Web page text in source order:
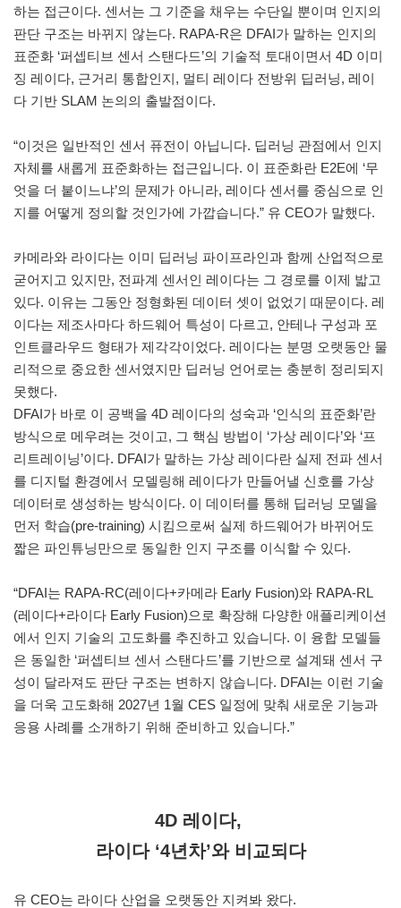
하는 접근이다. 센서는 그 기준을 채우는 수단일 뿐이며 인지의
판단 구조는 바뀌지 않는다. RAPA-R은 DFAI가 말하는 인지의
표준화 ‘퍼셉티브 센서 스탠다드’의 기술적 토대이면서 4D 이미
징 레이다, 근거리 통합인지, 멀티 레이다 전방위 딥러닝, 레이
다 기반 SLAM 논의의 출발점이다.
“이것은 일반적인 센서 퓨전이 아닙니다. 딥러닝 관점에서 인지
자체를 새롭게 표준화하는 접근입니다. 이 표준화란 E2E에 ‘무
엇을 더 붙이느냐’의 문제가 아니라, 레이다 센서를 중심으로 인
지를 어떻게 정의할 것인가에 가깝습니다.” 유 CEO가 말했다.
카메라와 라이다는 이미 딥러닝 파이프라인과 함께 산업적으로
굳어지고 있지만, 전파계 센서인 레이다는 그 경로를 이제 밟고
있다. 이유는 그동안 정형화된 데이터 셋이 없었기 때문이다. 레
이다는 제조사마다 하드웨어 특성이 다르고, 안테나 구성과 포
인트클라우드 형태가 제각각이었다. 레이다는 분명 오랫동안 물
리적으로 중요한 센서였지만 딥러닝 언어로는 충분히 정리되지
못했다.
DFAI가 바로 이 공백을 4D 레이다의 성숙과 ‘인식의 표준화’란
방식으로 메우려는 것이고, 그 핵심 방법이 ‘가상 레이다’와 ‘프
리트레이닝’이다. DFAI가 말하는 가상 레이다란 실제 전파 센서
를 디지털 환경에서 모델링해 레이다가 만들어낼 신호를 가상
데이터로 생성하는 방식이다. 이 데이터를 통해 딥러닝 모델을
먼저 학습(pre-training) 시킴으로써 실제 하드웨어가 바뀌어도
짧은 파인튜닝만으로 동일한 인지 구조를 이식할 수 있다.
“DFAI는 RAPA-RC(레이다+카메라 Early Fusion)와 RAPA-RL
(레이다+라이다 Early Fusion)으로 확장해 다양한 애플리케이션
에서 인지 기술의 고도화를 추진하고 있습니다. 이 융합 모델들
은 동일한 ‘퍼셉티브 센서 스탠다드’를 기반으로 설계돼 센서 구
성이 달라져도 판단 구조는 변하지 않습니다. DFAI는 이런 기술
을 더욱 고도화해 2027년 1월 CES 일정에 맞춰 새로운 기능과
응용 사례를 소개하기 위해 준비하고 있습니다.”
4D 레이다,
라이다 ‘4년차’와 비교되다
유 CEO는 라이다 산업을 오랫동안 지켜봐 왔다.